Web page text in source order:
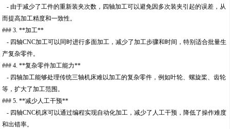
- 由于减少了工件的重新装夹次数，四轴加工可以避免因多次装夹引起的误差，从
而提高加工精度和一致性。
### 3. **加工**
- 四轴CNC加工可以同时进行多面加工，减少了加工步骤和时间，特别适合批量生
产复杂零件。
### 4. **复杂零件加工能力**
- 四轴加工能够处理传统三轴机床难以加工的复杂零件，例如叶轮、螺旋桨、齿轮
等，扩大了加工范围。
### 5. **减少人工干预**
- 四轴CNC机床可以通过编程实现自动化加工，减少了人工干预，降低了操作难度
和出错率。